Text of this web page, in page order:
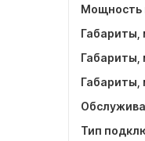
Мощность
Габариты,
Габариты,
Тип